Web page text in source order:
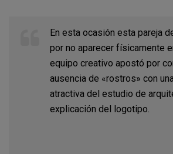
En esta ocasión esta pareja
por no aparecer físicamente
equipo creativo apostó por
ausencia de «rostros» con
atractiva del estudio de
explicación del logotipo.